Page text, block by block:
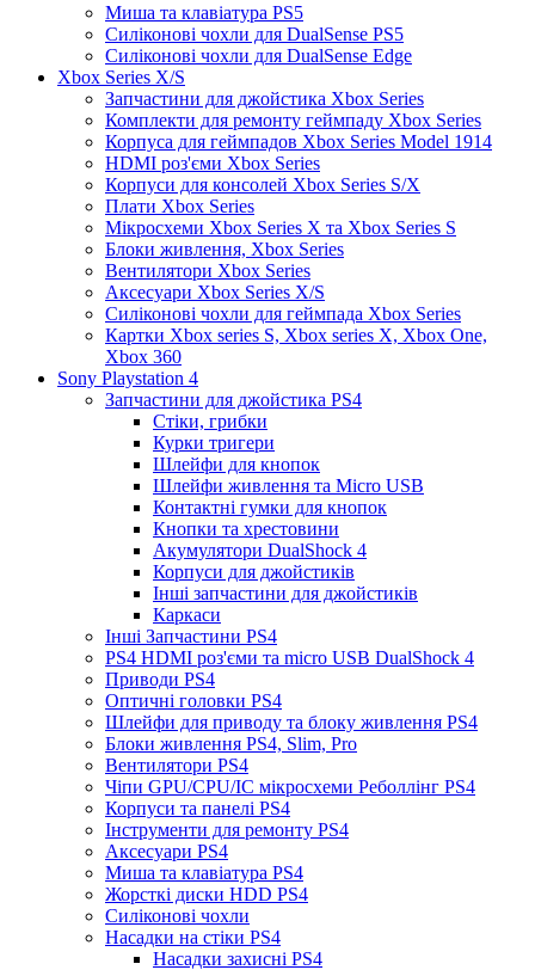
Миша та клавіатура PS5
Силіконові чохли для DualSense PS5
Силіконові чохли для DualSense Edge
Xbox Series X/S
Запчастини для джойстика Xbox Series
Комплекти для ремонту геймпаду Xbox Series
Корпуса для геймпадов Xbox Series Model 1914
HDMI роз'єми Xbox Series
Корпуси для консолей Xbox Series S/X
Плати Xbox Series
Мікросхеми Xbox Series X та Xbox Series S
Блоки живлення, Xbox Series
Вентилятори Xbox Series
Аксесуари Xbox Series X/S
Силіконові чохли для геймпада Xbox Series
Картки Xbox series S, Xbox series X, Xbox One,
Xbox 360
Sony Playstation 4
Запчастини для джойстика PS4
Стіки, грибки
Курки тригери
Шлейфи для кнопок
Шлейфи живлення та Micro USB
Контактні гумки для кнопок
Кнопки та хрестовини
Акумулятори DualShock 4
Корпуси для джойстиків
Інші запчастини для джойстиків
Каркаси
Інші Запчастини PS4
PS4 HDMI роз'єми та micro USB DualShock 4
Приводи PS4
Оптичні головки PS4
Шлейфи для приводу та блоку живлення PS4
Блоки живлення PS4, Slim, Pro
Вентилятори PS4
Чіпи GPU/CPU/IC мікросхеми Реболлінг PS4
Корпуси та панелі PS4
Інструменти для ремонту PS4
Аксесуари PS4
Миша та клавіатура PS4
Жорсткі диски HDD PS4
Силіконові чохли
Насадки на стіки PS4
Насадки захисні PS4